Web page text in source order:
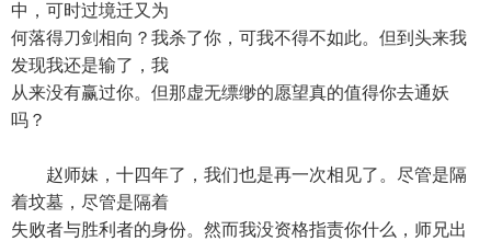
中，可时过境迁又为
何落得刀剑相向？我杀了你，可我不得不如此。但到头来我
发现我还是输了，我
从来没有赢过你。但那虚无缥缈的愿望真的值得你去通妖
吗？
赵师妹，十四年了，我们也是再一次相见了。尽管是隔
着坟墓，尽管是隔着
失败者与胜利者的身份。然而我没资格指责你什么，师兄出